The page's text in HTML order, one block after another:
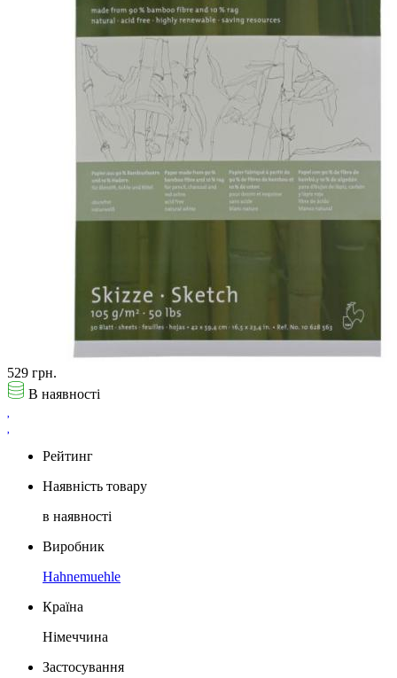
529 грн.
В наявності
Рейтинг
Наявність товару
в наявності
Виробник
Hahnemuehle
Країна
Німеччина
Застосування